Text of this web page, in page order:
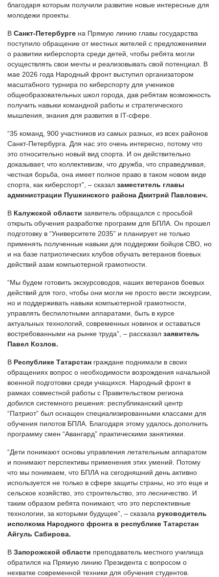
благодаря которым получили развитие новые интересные для
молодежи проекты.
В Санкт-Петербурге на Прямую линию главы государства
поступило обращение от местных жителей с предложениями
о развитии киберспорта среди детей, чтобы ребята могли
осуществлять свои мечты и реализовывать свой потенциал. В
мае 2026 года Народный фронт выступил организатором
масштабного турнира по киберспорту для учеников
общеобразовательных школ города, дав ребятам возможность
получить навыки командной работы и стратегического
мышления, знания для развития в IT-сфере.
“35 команд, 900 участников из самых разных, из всех районов
Санкт-Петербурга. Для нас это очень интересно, потому что
это относительно новый вид спорта. И он действительно
доказывает, что коллективизм, что дружба, что справедливая,
честная борьба, она имеет полное право в таком новом виде
спорта, как киберспорт”, – сказал заместитель главы
администрации Пушкинского района Дмитрий Павлович.
В Калужской области заявитель обращался с просьбой
открыть обучения разработке программ для БПЛА. Он прошел
подготовку в “Университете 2035” и планирует не только
применять полученные навыки для поддержки бойцов СВО, но
и на базе патриотических клубов обучать ветеранов боевых
действий азам компьютерной грамотности.
“Мы будем готовить экскурсоводов, наших ветеранов боевых
действий для того, чтобы они могли не просто вести экскурсии,
но и поддерживать навыки компьютерной грамотности,
управлять беспилотными аппаратами, быть в курсе
актуальных технологий, современных новинок и оставаться
востребованными на рынке труда”, – рассказал заявитель
Павел Козлов.
В Республике Татарстан граждане поднимали в своих
обращениях вопрос о необходимости возрождения начальной
военной подготовки среди учащихся. Народный фронт в
рамках совместной работы с Правительством региона
добился системного решения: республиканский центр
“Патриот” был оснащен специализированными классами для
обучения пилотов БПЛА. Благодаря этому удалось дополнить
программу смен “Авангард” практическими занятиями.
“Дети понимают основы управления летательным аппаратом
и понимают перспективы применения этих умений. Потому
что мы понимаем, что БПЛА на сегодняшний день активно
используется не только в сфере защиты страны, но это еще и
сельское хозяйство, это строительство, это лесничество. И
таким образом ребята понимают, что это перспективные
технологии, за которыми будущее”, – сказала руководитель
исполкома Народного фронта в республике Татарстан
Айгуль Сабирова.
В Запорожской области преподаватель местного училища
обратился на Прямую линию Президента с вопросом о
нехватке современной техники для обучения студентов.